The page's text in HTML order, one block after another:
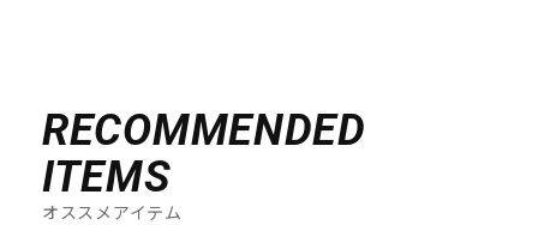
RECOMMENDED
ITEMS
オススメアイテム